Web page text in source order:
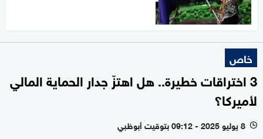
خاص
3 اختراقات خطيرة.. هل اهتزّ جدار الحماية المالي
لأميركا؟
l 8 يوليو 2025 - 09:12 بتوقيت أبوظبي